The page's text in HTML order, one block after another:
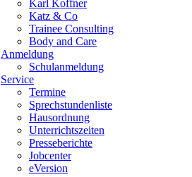
Karl Koffner
Katz & Co
Trainee Consulting
Body and Care
Anmeldung
Schulanmeldung
Service
Termine
Sprechstundenliste
Hausordnung
Unterrichtszeiten
Presseberichte
Jobcenter
eVersion